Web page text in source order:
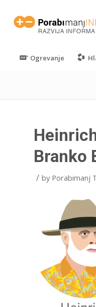
Ogrevanje
Branko
/ by Porabimanj